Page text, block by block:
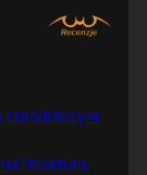
zbrodniczym
Nokturn: